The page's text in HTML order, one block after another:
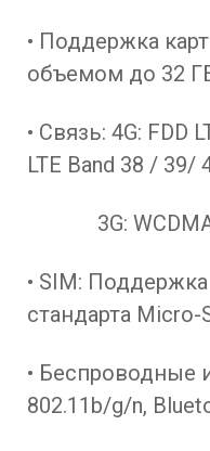
• Поддержка
объемом до 32
• Связь: 4G: FDD
LTE Band 38 / 39/
3G: WCDMA
• SIM:
стандарта Micro-
• Беспроводные
802.11b/g/n,